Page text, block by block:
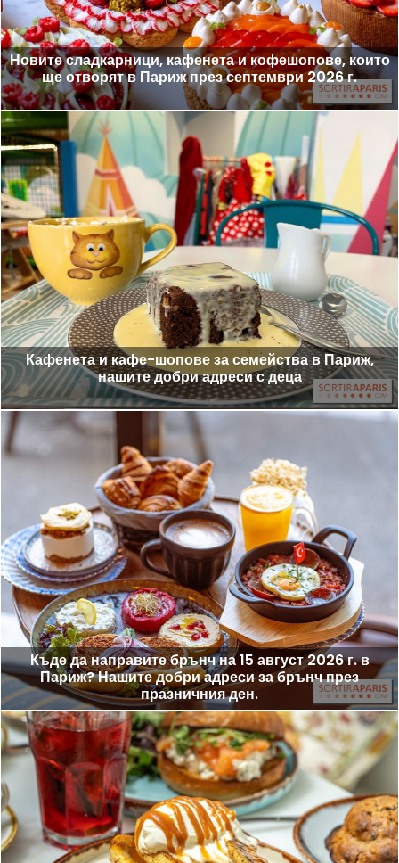
Новите сладкарници, кафенета и кофешопове, които
ще отворят в Париж през септември 2026 г.
Кафенета и кафе-шопове за семейства в Париж,
нашите добри адреси с деца
Къде да направите брънч на 15 август 2026 г. в
Париж? Нашите добри адреси за брънч през
празничния ден.